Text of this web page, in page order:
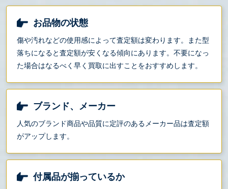
お品物の状態
傷や汚れなどの使用感によって査定額は変わります。また型
落ちになると査定額が安くなる傾向にあります。不要になっ
た場合はなるべく早く買取に出すことをおすすめします。
ブランド、メーカー
人気のブランド商品や品質に定評のあるメーカー品は査定額
がアップします。
付属品が揃っているか